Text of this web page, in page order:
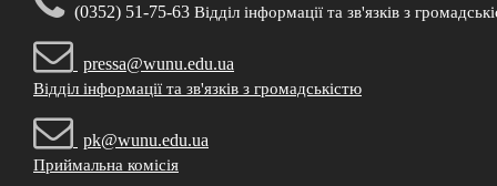
(0352) 51-75-63 Відділ інформації та зв'язків з
pressa@wunu.edu.ua
Відділ інформації та зв'язків з громадськістю
pk@wunu.edu.ua
Приймальна комісія